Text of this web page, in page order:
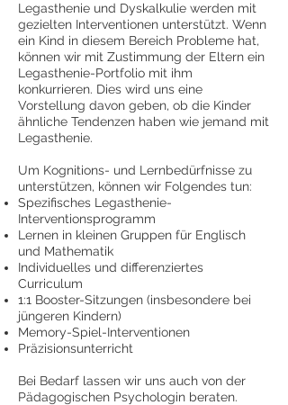
Legasthenie und Dyskalkulie werden mit
gezielten Interventionen unterstützt. Wenn
ein Kind in diesem Bereich Probleme hat,
können wir mit Zustimmung der Eltern ein
Legasthenie-Portfolio mit ihm
konkurrieren. Dies wird uns eine
Vorstellung davon geben, ob die Kinder
ähnliche Tendenzen haben wie jemand mit
Legasthenie.
Um Kognitions- und Lernbedürfnisse zu
unterstützen, können wir Folgendes tun:
Spezifisches Legasthenie-
Interventionsprogramm
Lernen in kleinen Gruppen für Englisch
und Mathematik
Individuelles und differenziertes
Curriculum
1:1 Booster-Sitzungen (insbesondere bei
jüngeren Kindern)
Memory-Spiel-Interventionen
Präzisionsunterricht
Bei Bedarf lassen wir uns auch von der
Pädagogischen Psychologin beraten.